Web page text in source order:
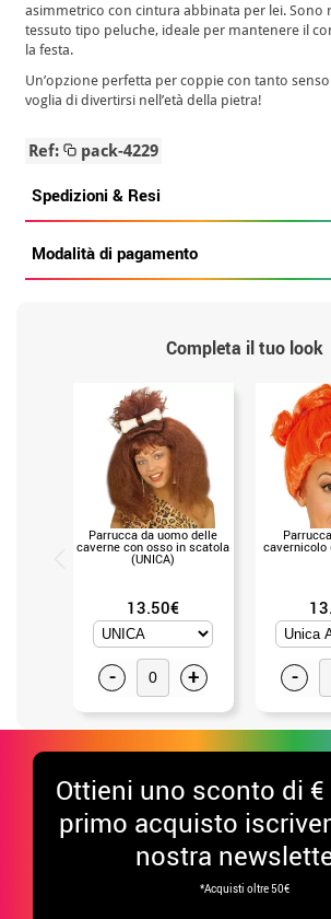
asimmetrico con cintura abbinata per lei. Sono
tessuto tipo peluche, ideale per mantenere il
la festa.
Un’opzione perfetta per coppie con tanto
voglia di divertirsi nell’età della pietra!
Ref: pack-4229
Spedizioni & Resi
Modalità di pagamento
Completa il tuo look
Parrucca da uomo delle
caverne con osso in scatola
(UNICA)
13.50€
- +
cavernicolo
-
Ottieni uno sconto di
primo acquisto
nostra
*Acquisti oltre 50€